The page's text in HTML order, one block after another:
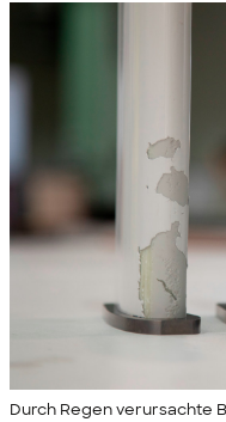
Durch Regen verursachte